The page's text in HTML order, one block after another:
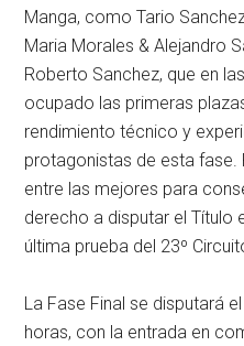
Manga, como Tario
Maria Morales & Alejandro
Roberto Sanchez, que en
ocupado las primeras
rendimiento técnico y
protagonistas de esta
entre las mejores para
derecho a disputar el Título
última prueba del 23º
La Fase Final se disputará
horas, con la entrada en